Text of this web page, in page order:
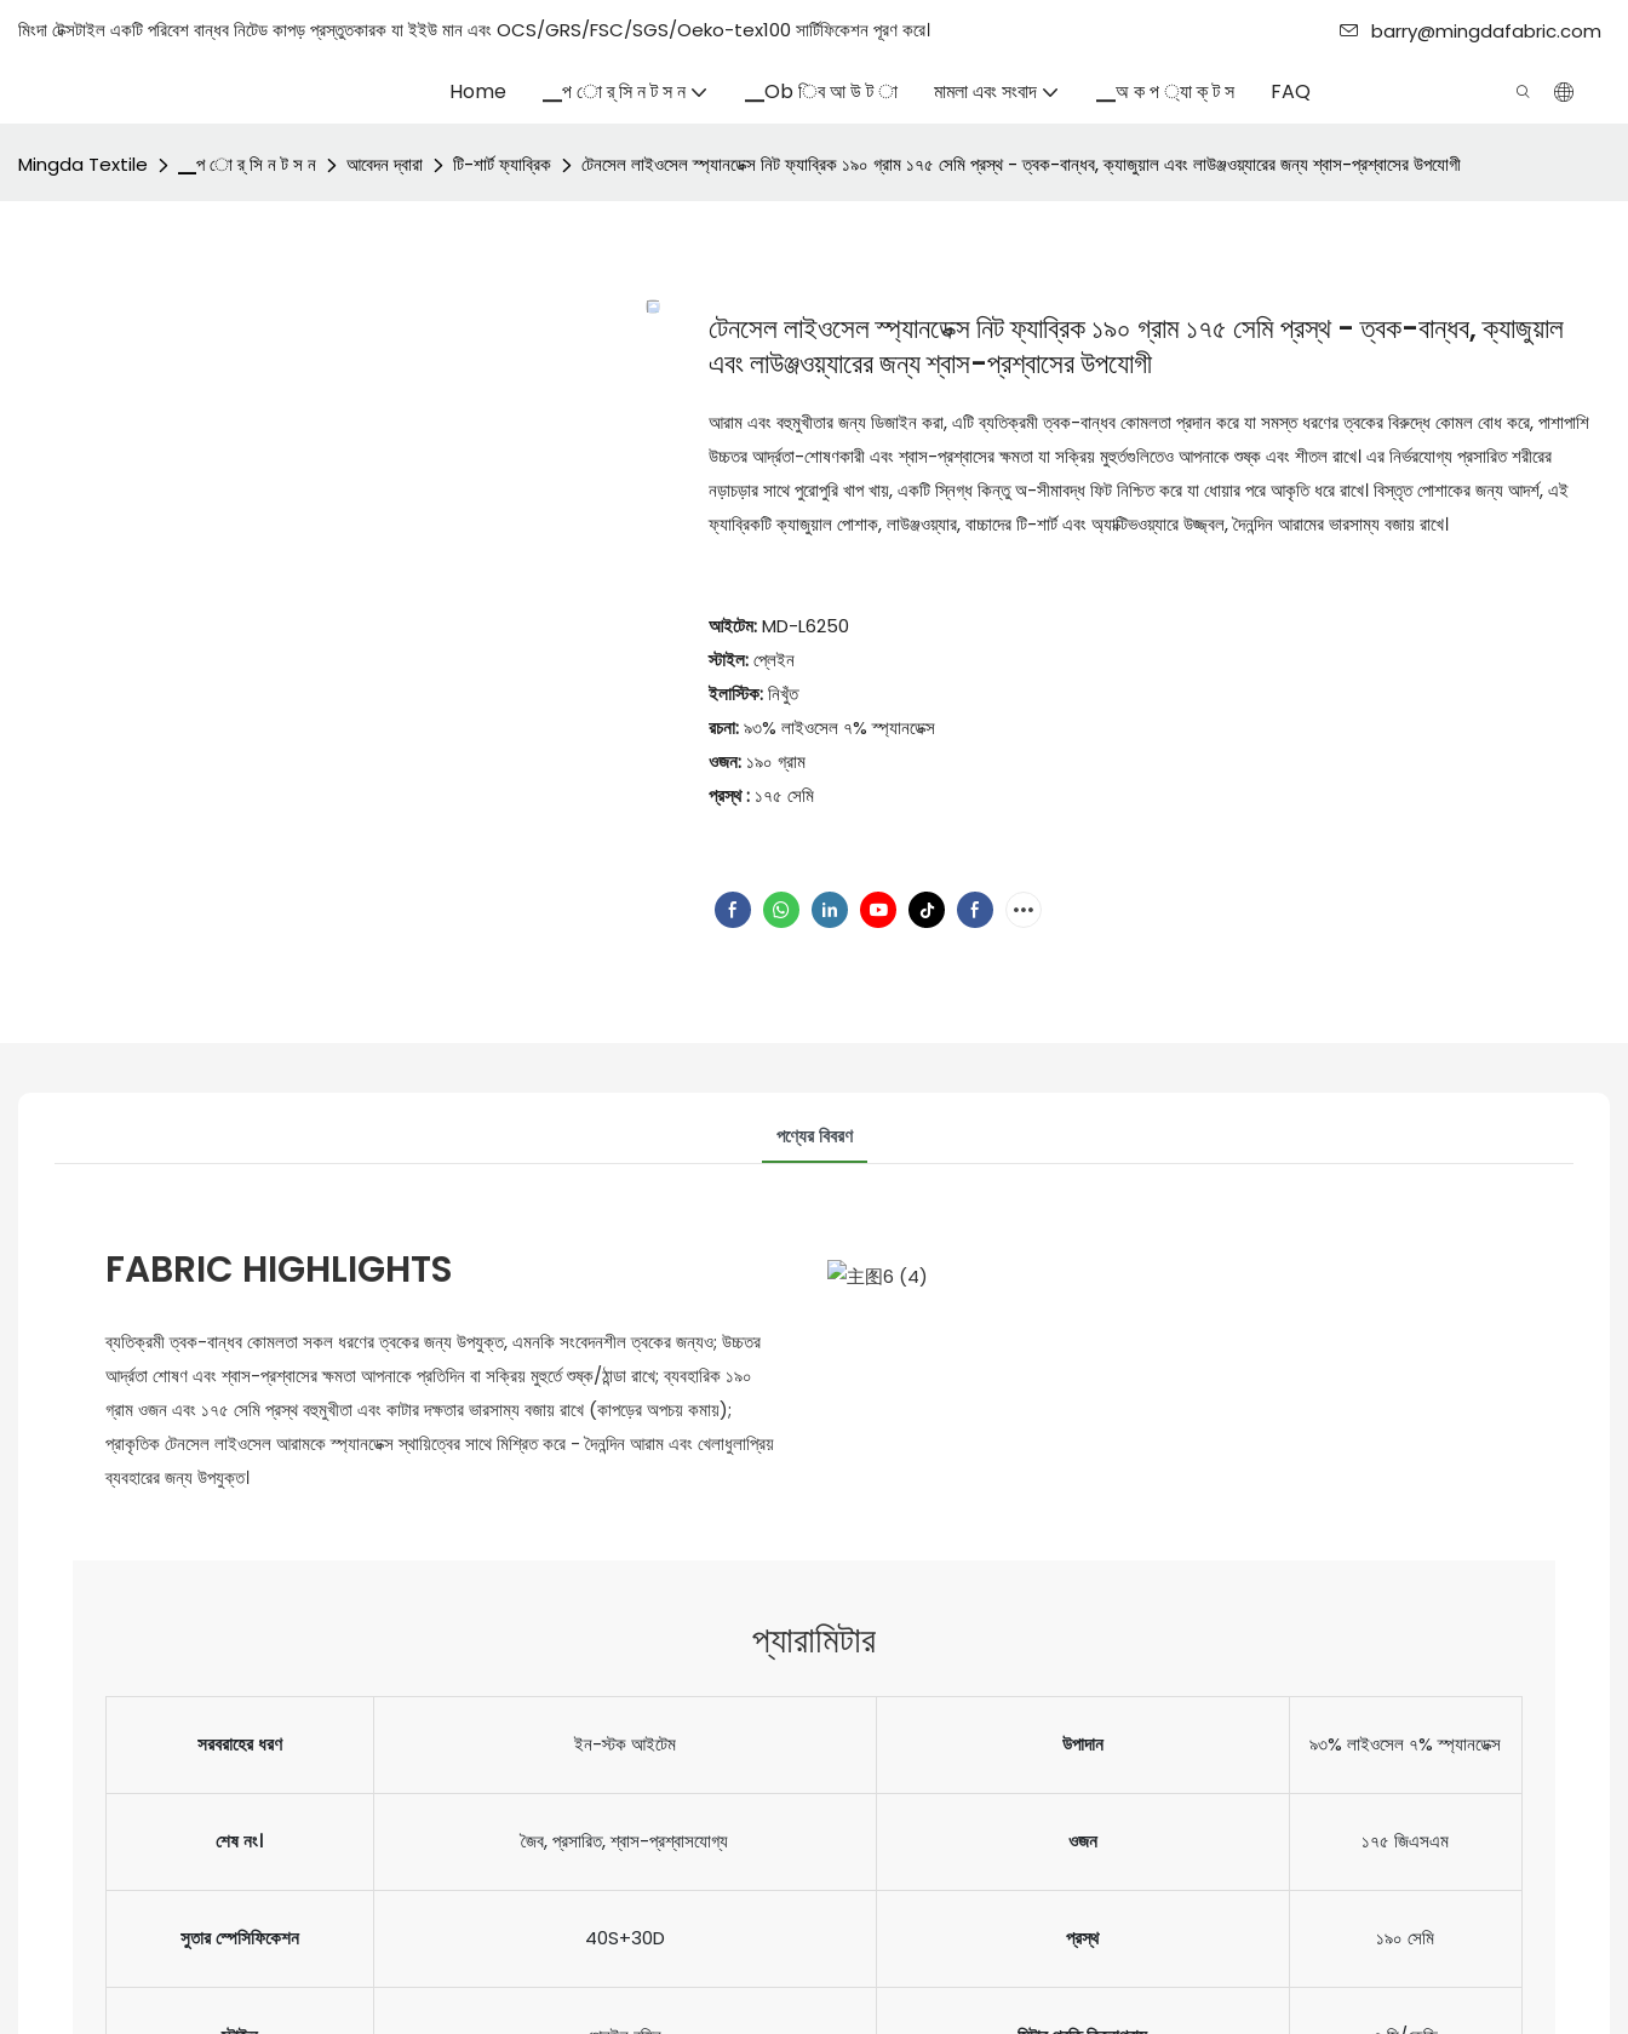
মিংদা টেক্সটাইল একটি পরিবেশ বান্ধব নিটেড কাপড় প্রস্তুতকারক যা ইইউ মান এবং OCS/GRS/FSC/SGS/Oeko-tex100 সার্টিফিকেশন পূরণ করে। barry@mingdafabric.com
Home ▁প ো র্ সি ন ট স ন ▁Ob িব আ উ ট া মামলা এবং সংবাদ ▁অ ক প ্যা ক্ ট স FAQ
Mingda Textile ▁প ো র্ সি ন ট স ন আবেদন দ্বারা টি-শার্ট ফ্যাব্রিক টেনসেল লাইওসেল স্প্যানডেক্স নিট ফ্যাব্রিক ১৯০ গ্রাম ১৭৫ সেমি প্রস্থ - ত্বক-বান্ধব, ক্যাজুয়াল এবং লাউঞ্জওয়্যারের জন্য শ্বাস-প্রশ্বাসের উপযোগী
টেনসেল লাইওসেল স্প্যানডেক্স নিট ফ্যাব্রিক ১৯০ গ্রাম ১৭৫ সেমি প্রস্থ - ত্বক-বান্ধব, ক্যাজুয়াল
এবং লাউঞ্জওয়্যারের জন্য শ্বাস-প্রশ্বাসের উপযোগী
আরাম এবং বহুমুখীতার জন্য ডিজাইন করা, এটি ব্যতিক্রমী ত্বক-বান্ধব কোমলতা প্রদান করে যা সমস্ত ধরণের ত্বকের বিরুদ্ধে কোমল বোধ করে, পাশাপাশি
উচ্চতর আর্দ্রতা-শোষণকারী এবং শ্বাস-প্রশ্বাসের ক্ষমতা যা সক্রিয় মুহুর্তগুলিতেও আপনাকে শুষ্ক এবং শীতল রাখে। এর নির্ভরযোগ্য প্রসারিত শরীরের
নড়াচড়ার সাথে পুরোপুরি খাপ খায়, একটি স্নিগ্ধ কিন্তু অ-সীমাবদ্ধ ফিট নিশ্চিত করে যা ধোয়ার পরে আকৃতি ধরে রাখে। বিস্তৃত পোশাকের জন্য আদর্শ, এই
ফ্যাব্রিকটি ক্যাজুয়াল পোশাক, লাউঞ্জওয়্যার, বাচ্চাদের টি-শার্ট এবং অ্যাক্টিভওয়্যারে উজ্জ্বল, দৈনন্দিন আরামের ভারসাম্য বজায় রাখে।
আইটেম:MD-L6250
স্টাইল:প্লেইন
ইলাস্টিক:নিখুঁত
রচনা:৯৩% লাইওসেল ৭% স্প্যানডেক্স
ওজন: ১৯০ গ্রাম
প্রস্থ: ১৭৫ সেমি
পণ্যের বিবরণ
FABRIC HIGHLIGHTS
ব্যতিক্রমী ত্বক-বান্ধব কোমলতা সকল ধরণের ত্বকের জন্য উপযুক্ত, এমনকি সংবেদনশীল ত্বকের জন্যও; উচ্চতর
আর্দ্রতা শোষণ এবং শ্বাস-প্রশ্বাসের ক্ষমতা আপনাকে প্রতিদিন বা সক্রিয় মুহুর্তে শুষ্ক/ঠান্ডা রাখে; ব্যবহারিক ১৯০
গ্রাম ওজন এবং ১৭৫ সেমি প্রস্থ বহুমুখীতা এবং কাটার দক্ষতার ভারসাম্য বজায় রাখে (কাপড়ের অপচয় কমায়);
প্রাকৃতিক টেনসেল লাইওসেল আরামকে স্প্যানডেক্স স্থায়িত্বের সাথে মিশ্রিত করে - দৈনন্দিন আরাম এবং খেলাধুলাপ্রিয়
ব্যবহারের জন্য উপযুক্ত।
প্যারামিটার
সরবরাহের ধরণ ইন-স্টক আইটেম উপাদান ৯৩% লাইওসেল ৭% স্প্যানডেক্স
শেষ নং। জৈব, প্রসারিত, শ্বাস-প্রশ্বাসযোগ্য ওজন ১৭৫ জিএসএম
সুতার স্পেসিফিকেশন 40S+30D প্রস্থ ১৯০ সেমি